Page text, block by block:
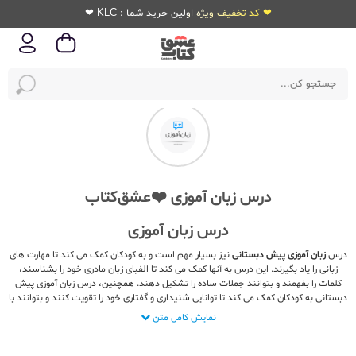
❤ کد تخفیف ویژه اولین خرید شما : KLC ❤
درس زبان آموزی ❤️عشق‌کتاب
درس زبان آموزی
درسزبان آموزی پیش دبستانینیز بسیار مهم است و به کودکان کمک می کند تا مهارت های
زبانی را یاد بگیرند. این درس به آنها کمک می کند تا الفبای زبان مادری خود را بشناسند،
کلمات را بفهمند و بتوانند جملات ساده را تشکیل دهند. همچنین، درس زبان آموزی پیش
دبستانی به کودکان کمک می کند تا توانایی شنیداری و گفتاری خود را تقویت کنند و بتوانند با
دیگران به خوبی ارتباط برقرار کنند.
نمایش کامل متن